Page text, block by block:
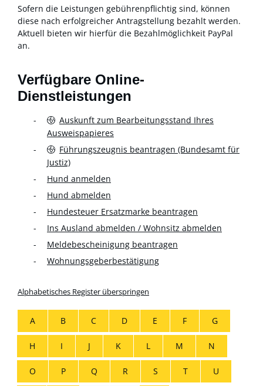
Sofern die Leistungen gebührenpflichtig sind, können
diese nach erfolgreicher Antragstellung bezahlt werden.
Aktuell bieten wir hierfür die Bezahlmöglichkeit PayPal
an.
Verfügbare Online-
Dienstleistungen
Auskunft zum Bearbeitungsstand Ihres
Ausweispapieres
Führungszeugnis beantragen (Bundesamt für
Justiz)
Hund anmelden
Hund abmelden
Hundesteuer Ersatzmarke beantragen
Ins Ausland abmelden / Wohnsitz abmelden
Meldebescheinigung beantragen
Wohnungsgeberbestätigung
Alphabetisches Register überspringen
A B C D E F G
H I J K L M N
O P Q R S T U